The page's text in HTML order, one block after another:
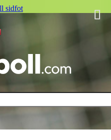
sidfot